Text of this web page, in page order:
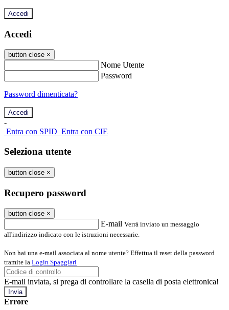
Accedi
Accedi
button close ×
Nome Utente
Password
Password dimenticata?
-
Entra con SPID Entra con CIE
Seleziona utente
button close ×
Recupero password
button close ×
E-mail Verrà inviato un messaggio
all'indirizzo indicato con le istruzioni necessarie.
Non hai una e-mail associata al nome utente? Effettua il reset della password
tramite la Login Spaggiari
E-mail inviata, si prega di controllare la casella di posta elettronica!
Errore